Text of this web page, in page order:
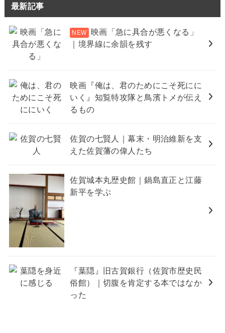
最新記事
映画「急に具合が悪くなる」
｜境界線に余韻を残す
映画『俺は、君のためにこそ死にに
いく』知覧特攻隊と鳥濱トメが伝え
るもの
佐賀の七賢人｜幕末・明治維新を支
えた佐賀藩の偉人たち
佐賀城本丸歴史館｜鍋島直正と江藤
新平を学ぶ
『葉隠』旧古賀銀行（佐賀市歴史民
俗館）｜切腹を肯定する本ではなか
った